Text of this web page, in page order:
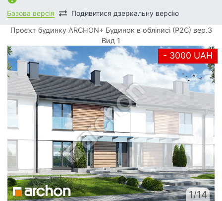
Базова версія Подивитися дзеркальну версію
Проєкт будинку ARCHON+ Будинок в обліписі (Р2С) вер.3
Вид 1
- 3000 UAH
1/14